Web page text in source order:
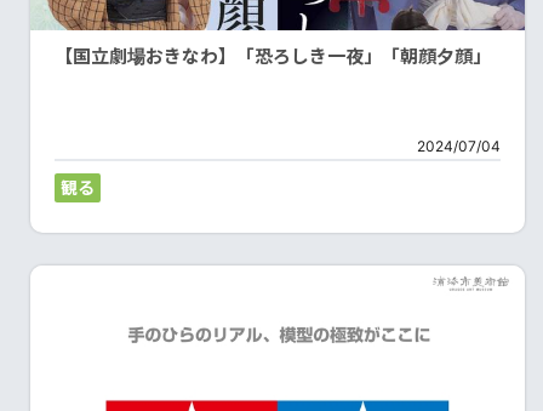
【国立劇場おきなわ】「恐ろしき一夜」「朝顔夕顔」
2024/07/04
観る